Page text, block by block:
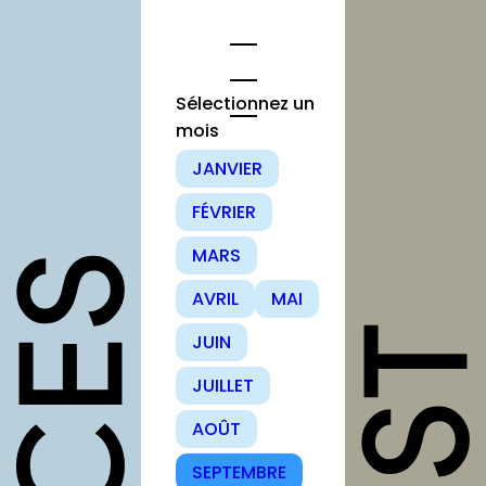
opportunités
Appels à
candidature
Offres
d’emploi et
stage
Formations
Soutiens
Mutualisation
Sélectionnez un
mois
JANVIER
FÉVRIER
MARS
AVRIL
MAI
JUIN
JUILLET
AOÛT
SEPTEMBRE